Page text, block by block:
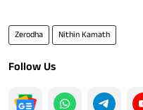
Zerodha Nithin Kamath
Follow Us